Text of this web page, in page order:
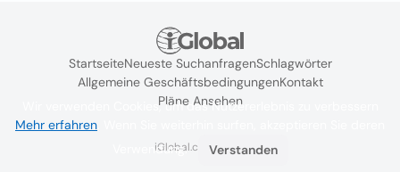
StartseiteNeueste SuchanfragenSchlagwörter
Allgemeine GeschäftsbedingungenKontakt
Pläne Ansehen
iGlobal.co @ 2024
Wir verwenden Cookies, um das Nutzererlebnis zu verbessern
Mehr erfahren
Verwendung.
Verstanden